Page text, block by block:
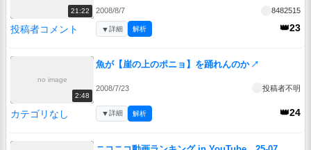
21:22 2008/8/7 8482515
投稿者コメント 👑23
▼詳細 解析
no image
2:48
魚が【崖の上のポニョ】を踊れんのか ↗
2008/7/23 投稿者不明
カテゴリなし 👑24
▼詳細 解析